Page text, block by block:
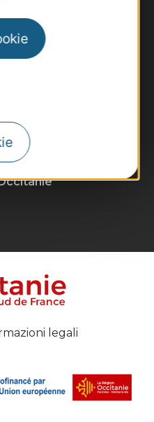
legali